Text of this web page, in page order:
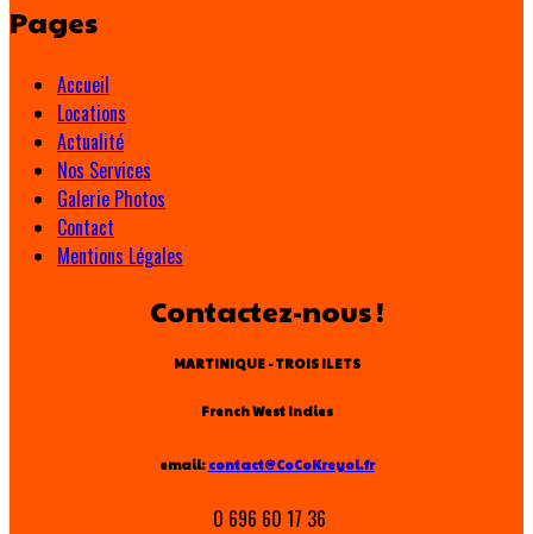
Pages
Accueil
Locations
Actualité
Nos Services
Galerie Photos
Contact
Mentions Légales
Contactez-nous !
MARTINIQUE - TROIS ILETS
French West Indies
email: contact@CoCoKreyol.fr
0 696 60 17 36